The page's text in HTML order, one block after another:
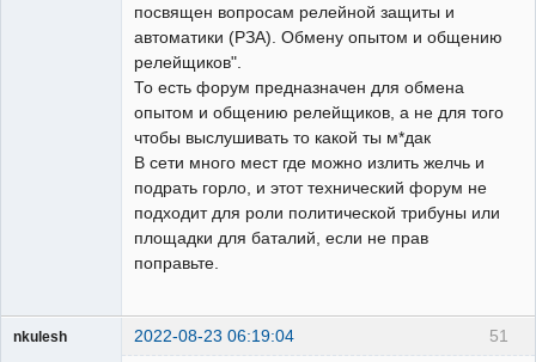
посвящен вопросам релейной защиты и
автоматики (РЗА). Обмену опытом и общению
релейщиков".
То есть форум предназначен для обмена
опытом и общению релейщиков, а не для того
чтобы выслушивать то какой ты м*дак
В сети много мест где можно излить желчь и
подрать горло, и этот технический форум не
подходит для роли политической трибуны или
площадки для баталий, если не прав
поправьте.
51
nkulesh 2022-08-23 06:19:04